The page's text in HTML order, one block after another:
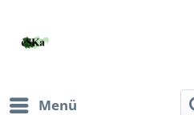
Menü